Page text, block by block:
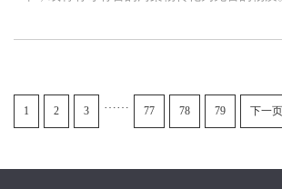
1 2 3 …… 77 78 79 下一页